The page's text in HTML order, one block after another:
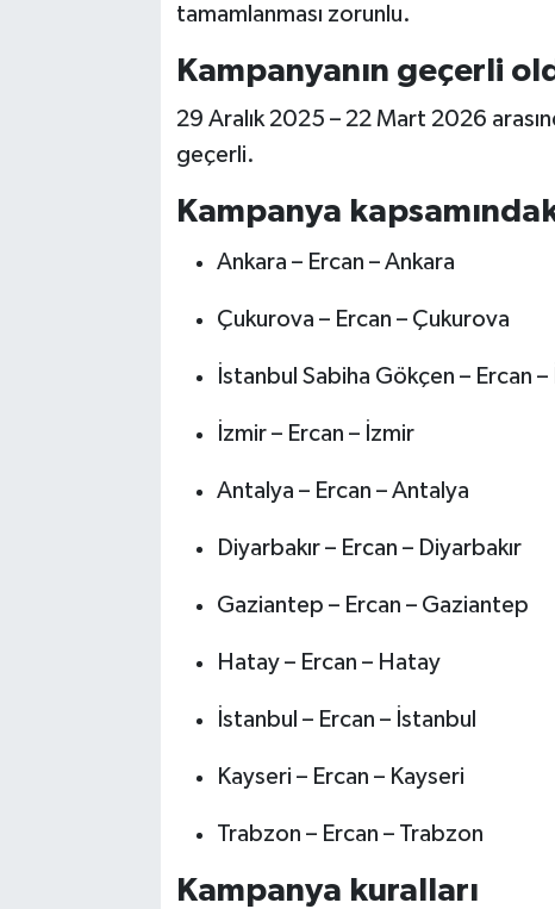
tamamlanması zorunlu.
Kampanyanın geçerli
29 Aralık 2025 – 22 Mart 2026
geçerli.
Kampanya
Ankara – Ercan – Ankara
Çukurova – Ercan – Çukurova
İstanbul Sabiha Gökçen – Ercan
İzmir – Ercan – İzmir
Antalya – Ercan – Antalya
Diyarbakır – Ercan – Diyarbakır
Gaziantep – Ercan – Gaziantep
Hatay – Ercan – Hatay
İstanbul – Ercan – İstanbul
Kayseri – Ercan – Kayseri
Trabzon – Ercan – Trabzon
Kampanya kuralları